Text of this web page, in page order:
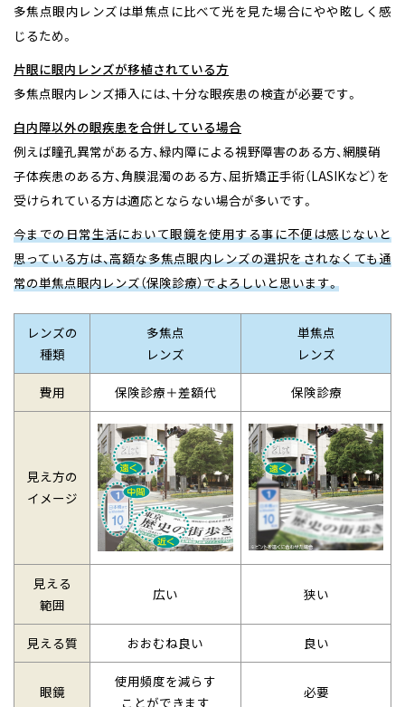
多焦点眼内レンズは単焦点に比べて光を見た場合にやや眩しく感
じるため。
片眼に眼内レンズが移植されている方
多焦点眼内レンズ挿入には、十分な眼疾患の検査が必要です。
白内障以外の眼疾患を合併している場合
例えば瞳孔異常がある方、緑内障による視野障害のある方、網膜硝
子体疾患のある方、角膜混濁のある方、屈折矯正手術（LASIKなど）を
受けられている方は適応とならない場合が多いです。
今までの日常生活において眼鏡を使用する事に不便は感じないと
思っている方は、高額な多焦点眼内レンズの選択をされなくても通
常の単焦点眼内レンズ（保険診療）でよろしいと思います。
レンズの
種類
多焦点
レンズ
単焦点
レンズ
費用 保険診療＋差額代 保険診療
見え方の
イメージ
見える
範囲
広い 狭い
見える質 おおむね良い 良い
眼鏡
使用頻度を減らす
ことができます
必要